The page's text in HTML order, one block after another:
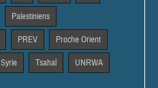
Palestiniens
PREV Proche Orient
Syrie Tsahal UNRWA